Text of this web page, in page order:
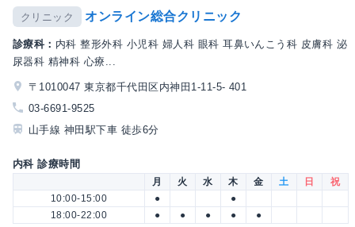
クリニック オンライン総合クリニック
診療科： 内科 整形外科 小児科 婦人科 眼科 耳鼻いんこう科 皮膚科 泌
尿器科 精神科 心療...
〒1010047 東京都千代田区内神田1-11-5- 401
03-6691-9525
山手線 神田駅下車 徒歩6分
内科 診療時間
月 火 水 木 金 土 日
祝
10:00-15:00
●
●
18:00-22:00
● ● ● ● ●